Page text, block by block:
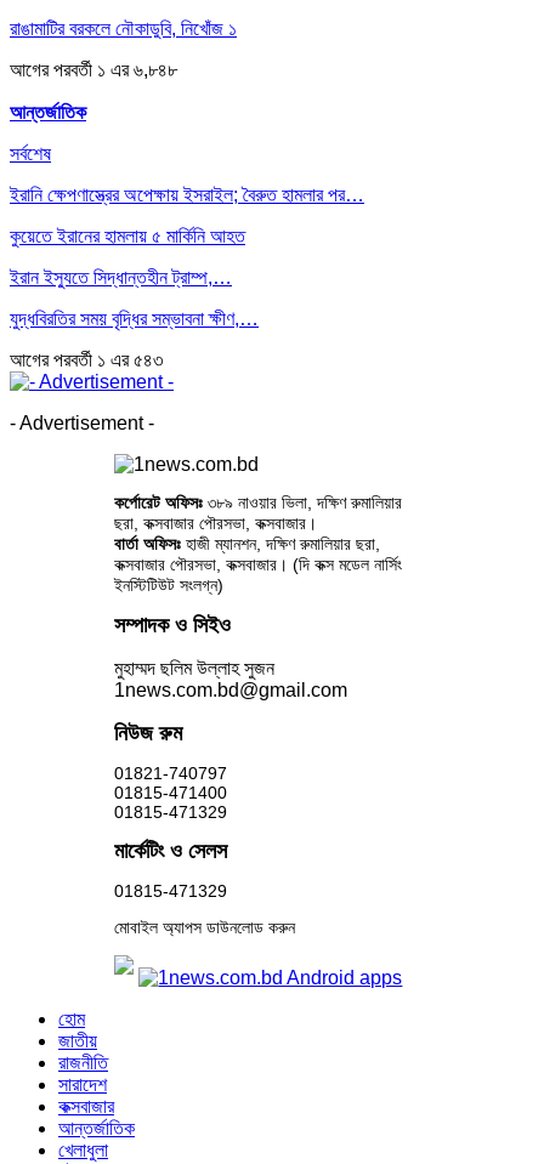
রাঙামাটির বরকলে নৌকাডুবি, নিখোঁজ ১
আগেরপরবর্তী ১ এর ৬,৮৪৮
আন্তর্জাতিক
সর্বশেষ
ইরানি ক্ষেপণাস্ত্রের অপেক্ষায় ইসরাইল; বৈরুত হামলার পর…
কুয়েতে ইরানের হামলায় ৫ মার্কিনি আহত
ইরান ইস্যুতে সিদ্ধান্তহীন ট্রাম্প,…
যুদ্ধবিরতির সময় বৃদ্ধির সম্ভাবনা ক্ষীণ,…
আগেরপরবর্তী ১ এর ৫৪৩
- Advertisement -
কর্পোরেট অফিসঃ ৩৮৯ নাওয়ার ভিলা, দক্ষিণ রুমালিয়ার
ছরা, কক্সবাজার পৌরসভা, কক্সবাজার।
বার্তা অফিসঃহাজী ম্যানশন, দক্ষিণ রুমালিয়ার ছরা,
কক্সবাজার পৌরসভা, কক্সবাজার। (দি কক্স মডেল নার্সিং
ইনস্টিটিউট সংলগ্ন)
সম্পাদক ও সিইও
মুহাম্মদ ছলিম উল্লাহ সুজন
1news.com.bd@gmail.com
নিউজ রুম
01821-740797
01815-471400
01815-471329
মার্কেটিং ও সেলস
01815-471329
মোবাইল অ্যাপস ডাউনলোড করুন
হোম
জাতীয়
রাজনীতি
সারাদেশ
কক্সবাজার
আন্তর্জাতিক
খেলাধুলা